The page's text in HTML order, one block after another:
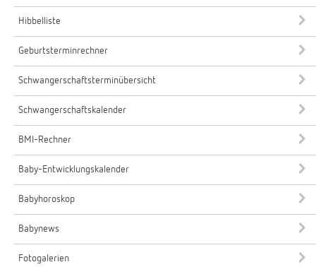
Hibbelliste
Geburtsterminrechner
Schwangerschaftsterminübersicht
Schwangerschaftskalender
BMI-Rechner
Baby-Entwicklungskalender
Babyhoroskop
Babynews
Fotogalerien